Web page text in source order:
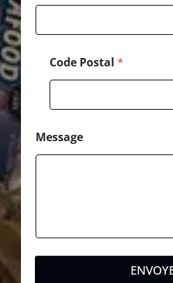
s
Code Postal *
Message